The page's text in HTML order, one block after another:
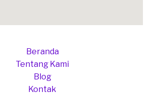
Beranda
Tentang Kami
Blog
Kontak